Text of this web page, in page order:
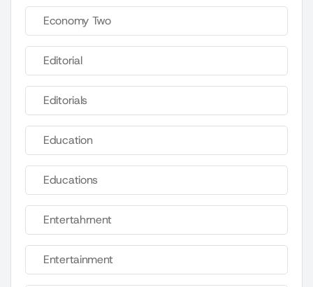
Economy Two
Editorial
Editorials
Education
Educations
Entertahrnent
Entertainment